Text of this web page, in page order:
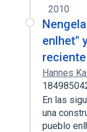
2010
enlhet"
reciente
Hannes
En las
una
pueblo